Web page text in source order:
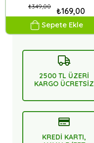
₺169,00
₺349,00
Sepete Ekle
2500 TL ÜZERİ
KARGO ÜCRETSİZ
KREDİ KARTI,